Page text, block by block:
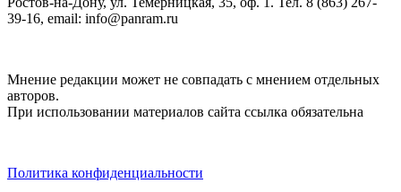
39-16, email: info@panram.ru
Мнение редакции может не совпадать с мнением отдельных
авторов.
При использовании материалов сайта ссылка обязательна
Политика конфиденциальности